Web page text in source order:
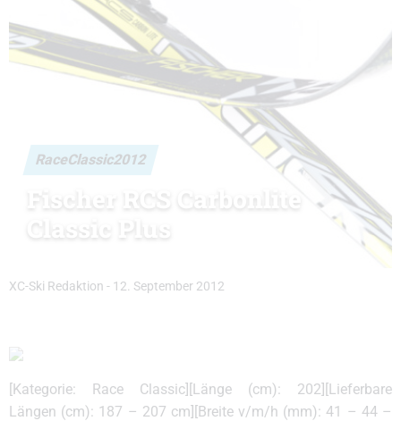
RaceClassic2012
Fischer RCS Carbonlite
Classic Plus
XC-Ski Redaktion - 12. September 2012
[Kategorie: Race Classic][Länge (cm): 202][Lieferbare
Längen (cm): 187 – 207 cm][Breite v/m/h (mm): 41 – 44 –